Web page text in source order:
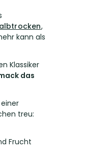
,
kann als
Klassiker
das
treu:
Frucht